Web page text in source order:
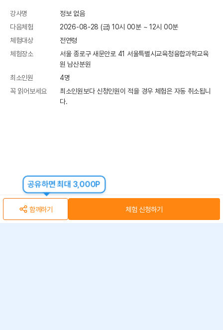
강사명
정보 없음
다음체험
2026-08-28 (금) 10시 00분~ 12시 00분
체험대상
전연령
체험장소
서울 종로구 새문안로 41 서울특별시교육청융합과학교육
원 남산분원
최소인원
4명
꼭 읽어보세요
최소인원보다 신청인원이 적을 경우 체험은 자동 취소됩니
다.
공유하면 최대 3,000P
함께하기 체험 신청하기